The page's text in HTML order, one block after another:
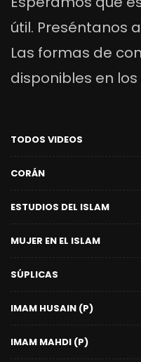
útil. Preséntanos
Las formas de
disponibles en
TODOS VIDEOS
CORÁN
ESTUDIOS DEL ISLAM
MUJER EN EL ISLAM
SÚPLICAS
IMAM HUSAIN (P)
IMAM MAHDI (P)